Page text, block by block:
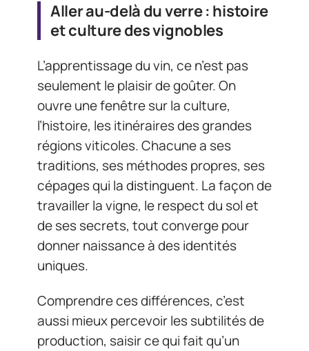
Aller au-delà du verre : histoire
et culture des vignobles
L’apprentissage du vin, ce n’est pas
seulement le plaisir de goûter. On
ouvre une fenêtre sur la culture,
l’histoire, les itinéraires des grandes
régions viticoles. Chacune a ses
traditions, ses méthodes propres, ses
cépages qui la distinguent. La façon de
travailler la vigne, le respect du sol et
de ses secrets, tout converge pour
donner naissance à des identités
uniques.
Comprendre ces différences, c’est
aussi mieux percevoir les subtilités de
production, saisir ce qui fait qu’un